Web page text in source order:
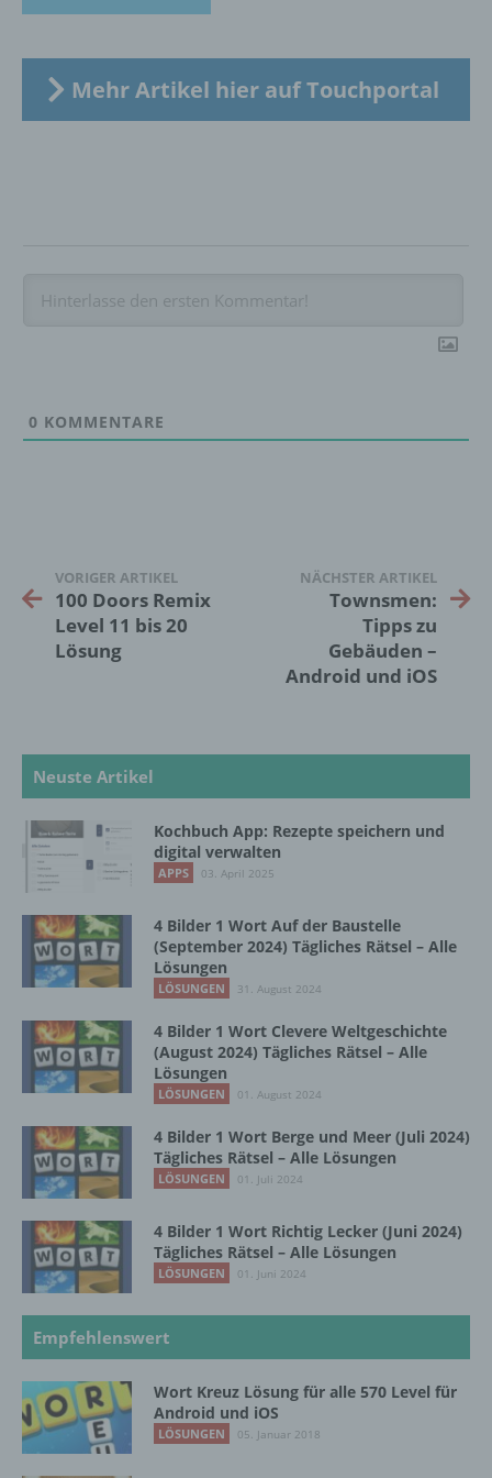
Mehr Artikel hier auf Touchportal
0 KOMMENTARE
VORIGER ARTIKEL
100 Doors Remix
Level 11 bis 20
Lösung
NÄCHSTER ARTIKEL
Townsmen:
Tipps zu
Gebäuden –
Android und iOS
Neuste Artikel
Kochbuch App: Rezepte speichern und
digital verwalten
APPS 03. April 2025
4 Bilder 1 Wort Auf der Baustelle
(September 2024) Tägliches Rätsel – Alle
Lösungen
LÖSUNGEN 31. August 2024
4 Bilder 1 Wort Clevere Weltgeschichte
(August 2024) Tägliches Rätsel – Alle
Lösungen
LÖSUNGEN 01. August 2024
4 Bilder 1 Wort Berge und Meer (Juli 2024)
Tägliches Rätsel – Alle Lösungen
LÖSUNGEN 01. Juli 2024
4 Bilder 1 Wort Richtig Lecker (Juni 2024)
Tägliches Rätsel – Alle Lösungen
LÖSUNGEN 01. Juni 2024
Empfehlenswert
Wort Kreuz Lösung für alle 570 Level für
Android und iOS
LÖSUNGEN 05. Januar 2018
Verknüpfung, die Einschränkung, das
e) Profiling
personenbezogenen Daten verwendet
werden, um bestimmte persönliche Aspekte,
Aufenthaltsort oder Ortswechsel dieser
natürlichen Person zu analysieren oder
vorherzusagen.
auf welche die personenbezogenen Daten
Informationen nicht mehr einer spezifischen
betroffenen Person zugeordnet werden
können, sofern diese zusätzlichen
und technischen und organisatorischen
Maßnahmen unterliegen, die gewährleisten,
dass die personenbezogenen Daten nicht
einer identifizierten oder identifizierbaren
g) Verantwortlicher oder für die Verarbeitung
Verantwortlicher
Verantwortlicher oder für die Verarbeitung
Verantwortlicher ist die natürliche oder
juristische Person, Behörde, Einrichtung
gemeinsam mit anderen über die Zwecke
und Mittel der Verarbeitung von
personenbezogenen Daten entscheidet.
das Recht der Mitgliedstaaten vorgegeben,
beziehungsweise können die bestimmten
Kriterien seiner Benennung nach dem
Unionsrecht oder dem Recht der
Mitgliedstaaten vorgesehen werden.